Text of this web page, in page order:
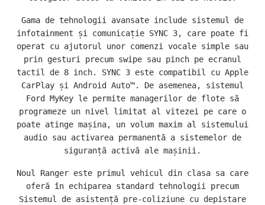
Gama de tehnologii avansate include sistemul de
infotainment și comunicație SYNC 3, care poate fi
operat cu ajutorul unor comenzi vocale simple sau
prin gesturi precum swipe sau pinch pe ecranul
tactil de 8 inch. SYNC 3 este compatibil cu Apple
CarPlay și Android Auto™. De asemenea, sistemul
Ford MyKey le permite managerilor de flote să
programeze un nivel limitat al vitezei pe care o
poate atinge mașina, un volum maxim al sistemului
audio sau activarea permanentă a sistemelor de
siguranță activă ale mașinii.
Noul Ranger este primul vehicul din clasa sa care
oferă în echiparea standard tehnologii precum
Sistemul de asistență pre-coliziune cu depistare